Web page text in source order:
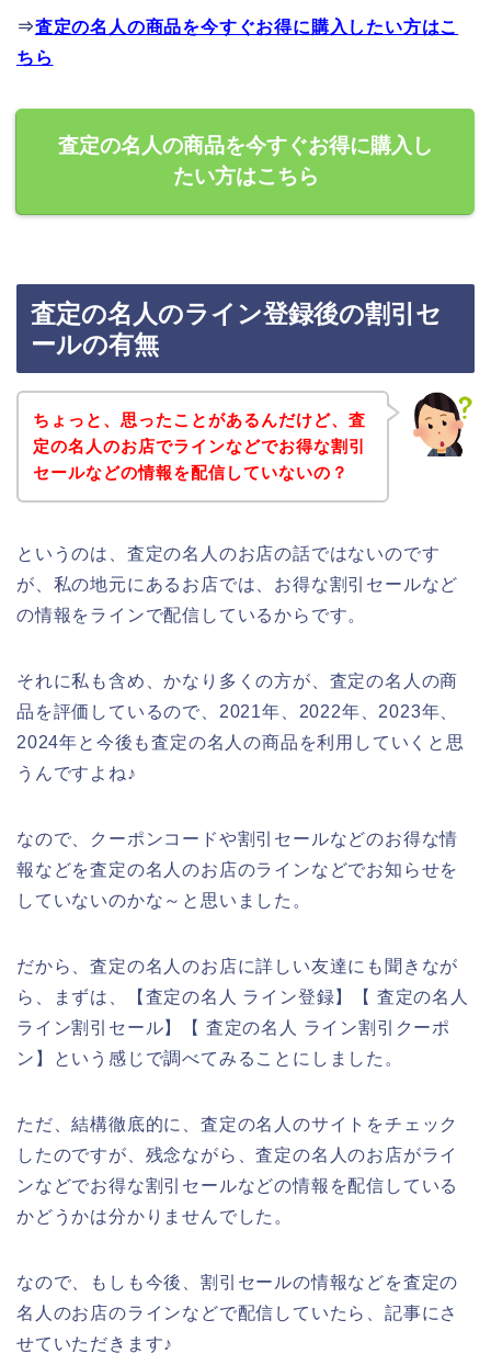
⇒査定の名人の商品を今すぐお得に購入したい方はこ
ちら
査定の名人の商品を今すぐお得に購入し
たい方はこちら
査定の名人のライン登録後の割引セ
ールの有無
ちょっと、思ったことがあるんだけど、査
定の名人のお店でラインなどでお得な割引
セールなどの情報を配信していないの？
というのは、査定の名人のお店の話ではないのです
が、私の地元にあるお店では、お得な割引セールなど
の情報をラインで配信しているからです。
それに私も含め、かなり多くの方が、査定の名人の商
品を評価しているので、2021年、2022年、2023年、
2024年と今後も査定の名人の商品を利用していくと思
うんですよね♪
なので、クーポンコードや割引セールなどのお得な情
報などを査定の名人のお店のラインなどでお知らせを
していないのかな～と思いました。
だから、査定の名人のお店に詳しい友達にも聞きなが
ら、まずは、【査定の名人 ライン登録】【 査定の名人
ライン割引セール】【 査定の名人 ライン割引クーポ
ン】という感じで調べてみることにしました。
ただ、結構徹底的に、査定の名人のサイトをチェック
したのですが、残念ながら、査定の名人のお店がライ
ンなどでお得な割引セールなどの情報を配信している
かどうかは分かりませんでした。
なので、もしも今後、割引セールの情報などを査定の
名人のお店のラインなどで配信していたら、記事にさ
せていただきます♪